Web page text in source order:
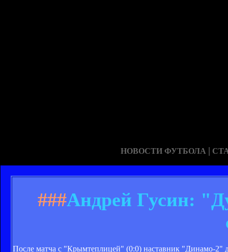
НОВОСТИ ФУТБОЛА |
###Андрей Гусин:
После матча с "Крымтеплицей" (0:0) наставник "Динамо-2"